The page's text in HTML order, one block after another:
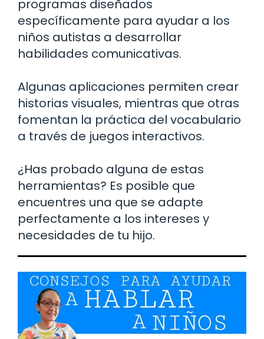
programas diseñados
específicamente para ayudar a los
niños autistas a desarrollar
habilidades comunicativas.
Algunas aplicaciones permiten crear
historias visuales, mientras que otras
fomentan la práctica del vocabulario
a través de juegos interactivos.
¿Has probado alguna de estas
herramientas? Es posible que
encuentres una que se adapte
perfectamente a los intereses y
necesidades de tu hijo.